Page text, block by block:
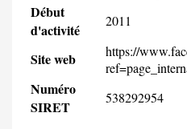
Début
d'activité
2011
Site web
https://
Numéro
SIRET
538292954